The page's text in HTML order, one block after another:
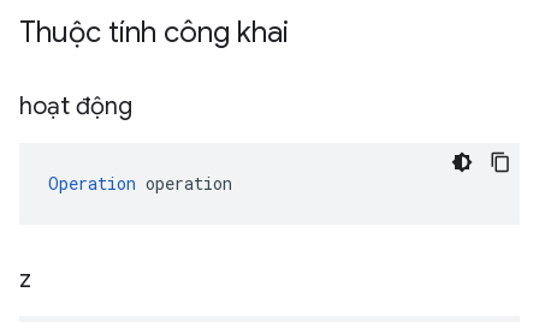
Thuộc tính công khai
hoạt động
Operation operation
z